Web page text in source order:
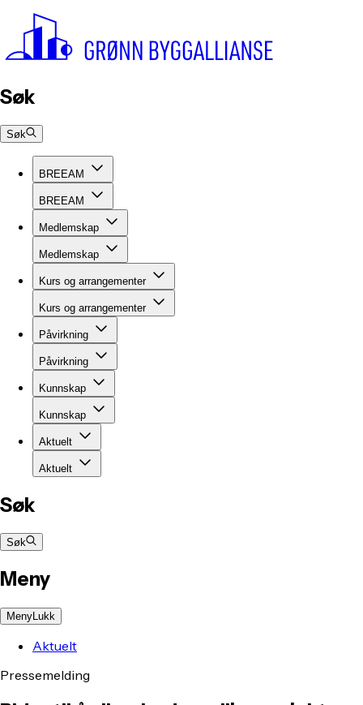
Søk
Søk
BREEAM
BREEAM
Medlemskap
Medlemskap
Kurs og arrangementer
Kurs og arrangementer
Påvirkning
Påvirkning
Kunnskap
Kunnskap
Aktuelt
Aktuelt
Søk
Søk
Meny
MenyLukk
Aktuelt
Pressemelding